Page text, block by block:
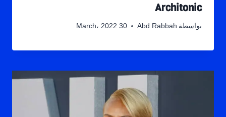
Architonic
بواسطة Abd Rabbah 30 March، 2022